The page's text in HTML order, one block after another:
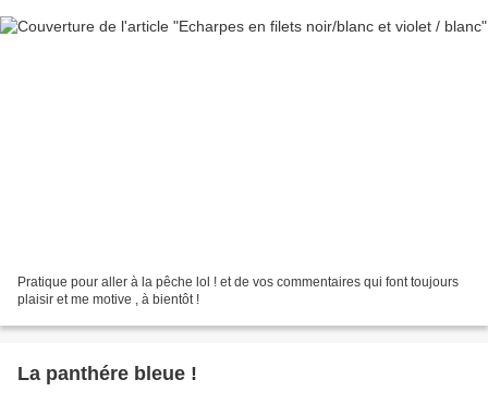
Pratique pour aller à la pêche lol ! et de vos commentaires qui font toujours
plaisir et me motive , à bientôt !
La panthére bleue !